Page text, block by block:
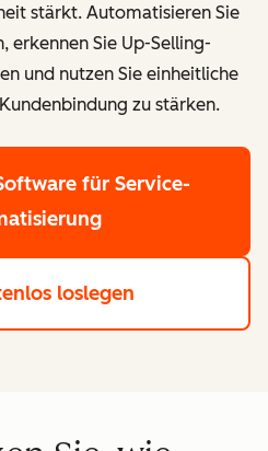
stärkt. Automatisieren Sie
erkennen Sie Up-Selling-
und nutzen Sie einheitliche
zu stärken.
für Service-
loslegen